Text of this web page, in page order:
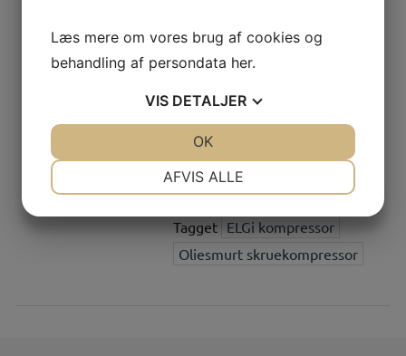
kompressorer er ingen
undtagelse. Når det kommer til
til jeres virksomhed, er
beslutningen ofte
olieindsprøjtede
skruekompressorer. Her er nogle
af de væsentlige […]
Tagget ELGi kompressor
Oliesmurt skruekompressor
Læs mere om vores brug af cookies og
behandling af persondata her.
VIS DETALJER
STATISTIK
AFVIS ALLE
OK